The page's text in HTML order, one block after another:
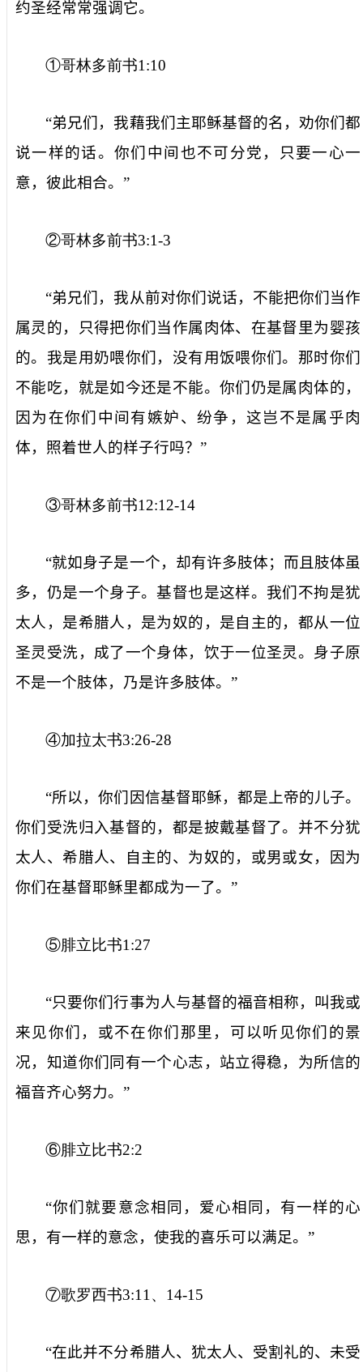
约圣经常常强调它。
①哥林多前书1:10
“弟兄们，我藉我们主耶稣基督的名，劝你们都
说一样的话。你们中间也不可分党，只要一心一
意，彼此相合。”
②哥林多前书3:1-3
“弟兄们，我从前对你们说话，不能把你们当作
属灵的，只得把你们当作属肉体、在基督里为婴孩
的。我是用奶喂你们，没有用饭喂你们。那时你们
不能吃，就是如今还是不能。你们仍是属肉体的，
因为在你们中间有嫉妒、纷争，这岂不是属乎肉
体，照着世人的样子行吗？”
③哥林多前书12:12-14
“就如身子是一个，却有许多肢体；而且肢体虽
多，仍是一个身子。基督也是这样。我们不拘是犹
太人，是希腊人，是为奴的，是自主的，都从一位
圣灵受洗，成了一个身体，饮于一位圣灵。身子原
不是一个肢体，乃是许多肢体。”
④加拉太书3:26-28
“所以，你们因信基督耶稣，都是上帝的儿子。
你们受洗归入基督的，都是披戴基督了。并不分犹
太人、希腊人、自主的、为奴的，或男或女，因为
你们在基督耶稣里都成为一了。”
⑤腓立比书1:27
“只要你们行事为人与基督的福音相称，叫我或
来见你们，或不在你们那里，可以听见你们的景
况，知道你们同有一个心志，站立得稳，为所信的
福音齐心努力。”
⑥腓立比书2:2
“你们就要意念相同，爱心相同，有一样的心
思，有一样的意念，使我的喜乐可以满足。”
⑦歌罗西书3:11 、 14-15
“在此并不分希腊人、犹太人、受割礼的、未受